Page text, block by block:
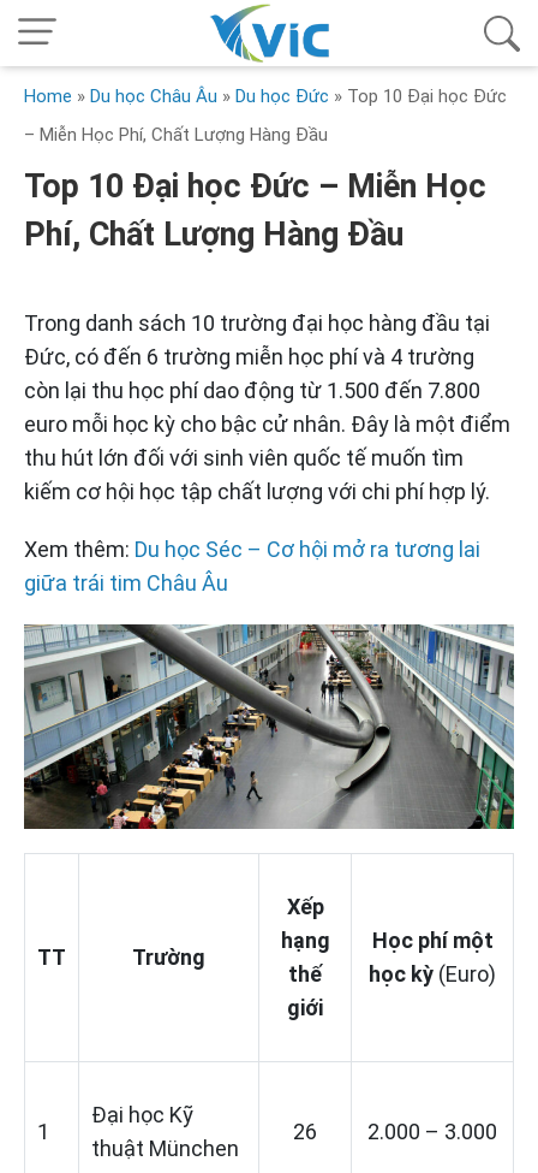
Home » Du học Châu Âu » Du học Đức » Top 10 Đại học Đức
– Miễn Học Phí, Chất Lượng Hàng Đầu
Top 10 Đại học Đức – Miễn Học
Phí, Chất Lượng Hàng Đầu
Trong danh sách 10 trường đại học hàng đầu tại
Đức, có đến 6 trường miễn học phí và 4 trường
còn lại thu học phí dao động từ 1.500 đến 7.800
euro mỗi học kỳ cho bậc cử nhân. Đây là một điểm
thu hút lớn đối với sinh viên quốc tế muốn tìm
kiếm cơ hội học tập chất lượng với chi phí hợp lý.
Xem thêm: Du học Séc – Cơ hội mở ra tương lai
giữa trái tim Châu Âu
TT Trường
Xếp
hạng
thế
giới
Học phí một
học kỳ (Euro)
1
Đại học Kỹ
thuật München
26 2.000 – 3.000